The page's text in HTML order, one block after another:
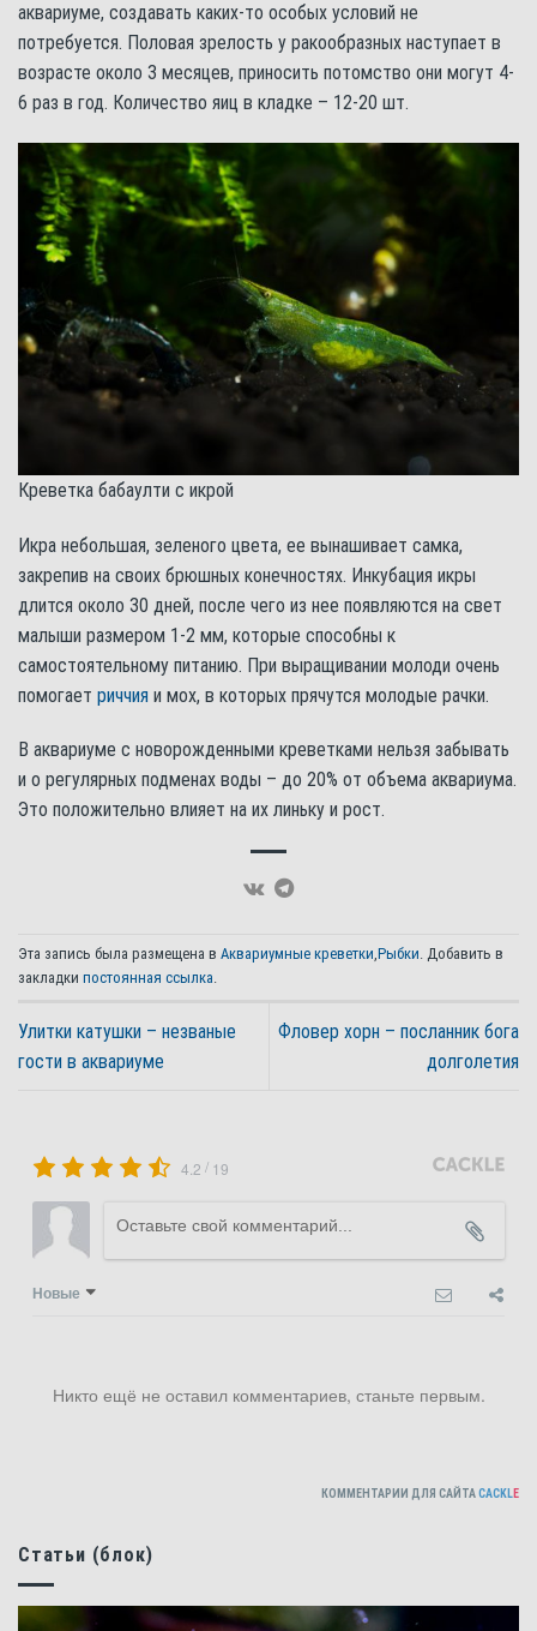
аквариуме, создавать каких-то особых условий не
потребуется. Половая зрелость у ракообразных наступает в
возрасте около 3 месяцев, приносить потомство они могут 4-
6 раз в год. Количество яиц в кладке – 12-20 шт.
Креветка бабаулти с икрой
Икра небольшая, зеленого цвета, ее вынашивает самка,
закрепив на своих брюшных конечностях. Инкубация икры
длится около 30 дней, после чего из нее появляются на свет
малыши размером 1-2 мм, которые способны к
самостоятельному питанию. При выращивании молоди очень
помогает риччия и мох, в которых прячутся молодые рачки.
В аквариуме с новорожденными креветками нельзя забывать
и о регулярных подменах воды – до 20% от объема аквариума.
Это положительно влияет на их линьку и рост.
Эта запись была размещена в Аквариумные креветки,Рыбки. Добавить в
закладки постоянная ссылка.
Улитки катушки – незваные
гости в аквариуме
Фловер хорн – посланник бога
долголетия
4.2 / 19
Новые
Никто ещё не оставил комментариев, станьте первым.
КОММЕНТАРИИ ДЛЯ САЙТАCACKLE
Статьи (блок)